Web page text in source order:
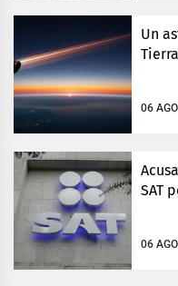
Un
06
SAT
06